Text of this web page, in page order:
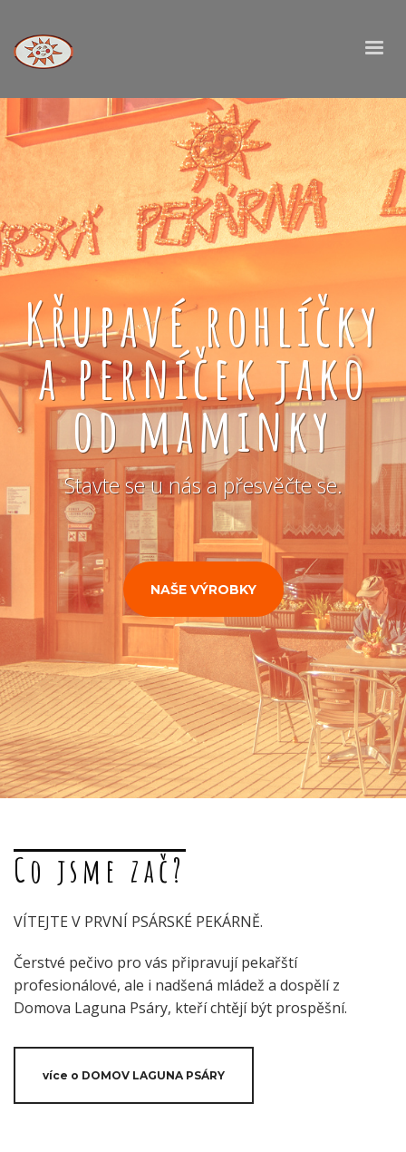
Křupavé rohlíčky
a perníček jako
od maminky
Stavte se u nás a přesvěčte se.
NAŠE VÝROBKY
Co jsme zač?
VÍTEJTE V PRVNÍ PSÁRSKÉ PEKÁRNĚ.
Čerstvé pečivo pro vás připravují pekařští
profesionálové, ale i nadšená mládež a dospělí z
Domova Laguna Psáry, kteří chtějí být prospěšní.
více o DOMOV LAGUNA PSÁRY